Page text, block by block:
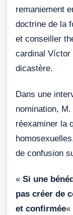
remaniement
doctrine de la
et conseiller
cardinal Víctor
dicastère.
Dans une
nomination,
réexaminer la
de confusion
« Si une
pas créer de
et confirmée«